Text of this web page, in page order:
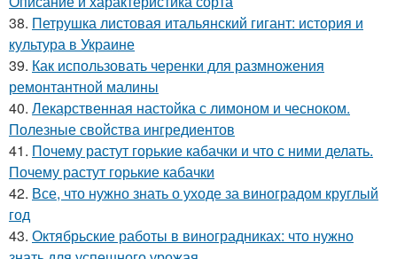
38. Петрушка листовая итальянский гигант: история и
культура в Украине
39. Как использовать черенки для размножения
ремонтантной малины
40. Лекарственная настойка с лимоном и чесноком.
Полезные свойства ингредиентов
41. Почему растут горькие кабачки и что с ними делать.
Почему растут горькие кабачки
42. Все, что нужно знать о уходе за виноградом круглый
год
43. Октябрьские работы в виноградниках: что нужно